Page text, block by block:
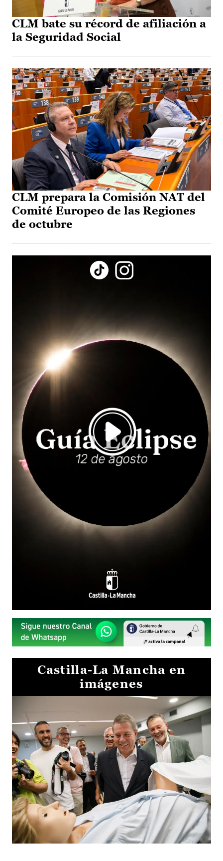
CLM bate su récord de afiliación a
la Seguridad Social
CLM prepara la Comisión NAT del
Comité Europeo de las Regiones
de octubre
Castilla-La Mancha en
imágenes